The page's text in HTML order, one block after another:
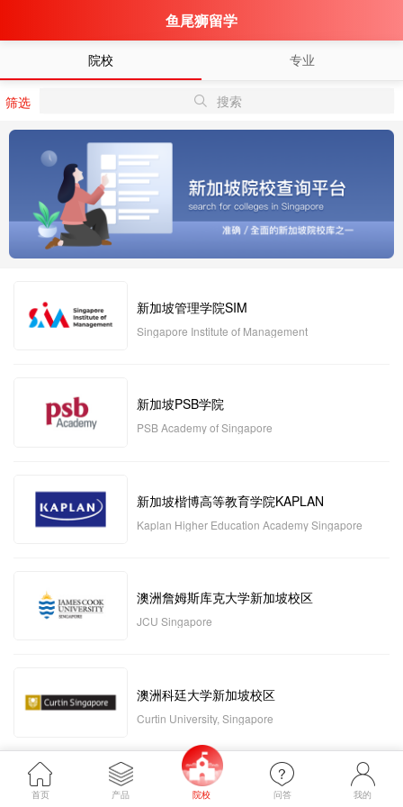
鱼尾狮留学
院校 专业
筛选 搜索
新加坡管理学院SIM
Singapore Institute of Management
新加坡PSB学院
PSB Academy of Singapore
新加坡楷博高等教育学院KAPLAN
Kaplan Higher Education Academy Singapore
澳洲詹姆斯库克大学新加坡校区
JCU Singapore
澳洲科廷大学新加坡校区
Curtin University, Singapore
新加坡管理发展学院MDIS
首页 产品 院校 问答 我的